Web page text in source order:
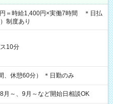
＝時給1,400円×実働7時間 ＊日払
制度あり
10分
、休憩60分） ＊日勤のみ
～、9月～など開始日相談OK